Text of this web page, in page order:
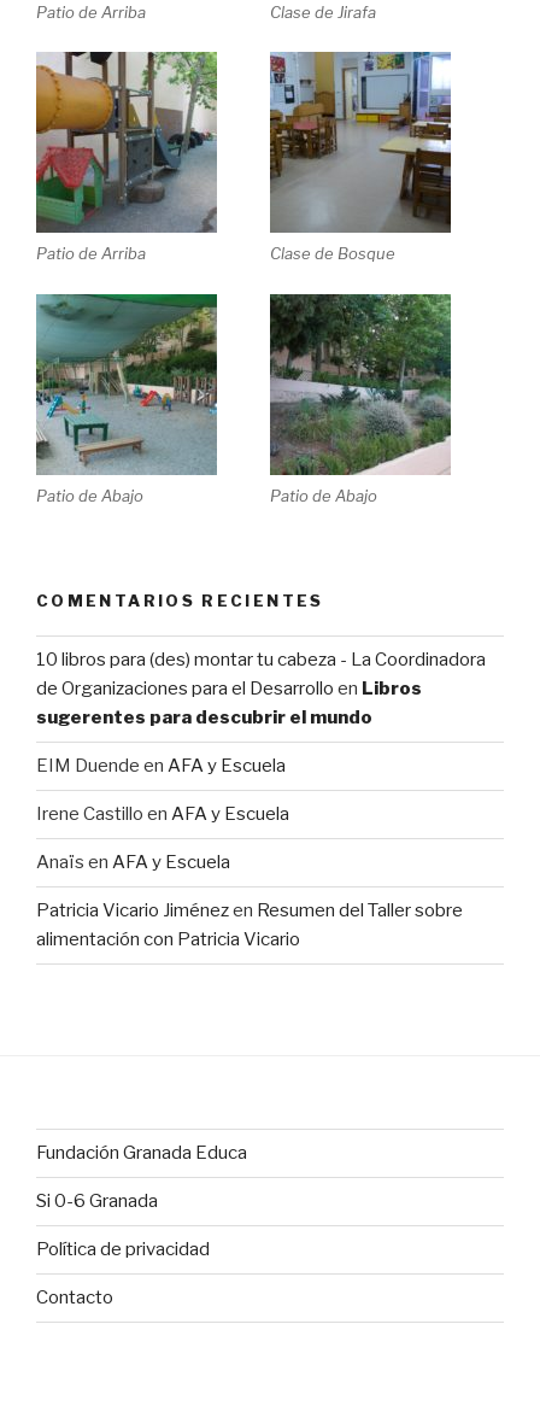
Patio de Arriba Clase de Jirafa
Patio de Arriba Clase de Bosque
Patio de Abajo Patio de Abajo
COMENTARIOS RECIENTES
10 libros para (des) montar tu cabeza - La Coordinadora
de Organizaciones para el Desarrollo en Libros
sugerentes para descubrir el mundo
EIM Duende en AFA y Escuela
Irene Castillo en AFA y Escuela
Anaïs en AFA y Escuela
Patricia Vicario Jiménezen Resumen del Taller sobre
alimentación con Patricia Vicario
Fundación Granada Educa
Si 0-6 Granada
Política de privacidad
Contacto